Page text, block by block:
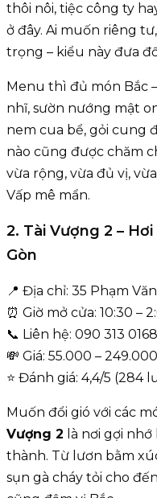
thôi nôi, tiệc công ty
ở đây. Ai muốn riêng
trọng – kiểu này đưa
Menu thì đủ món Bắc
nhĩ, sườn nướng mật
nem cua bể, gỏi cung
nào cũng được chăm
vừa rộng, vừa đủ vị,
Vấp mê mẩn.
2. Tài Vượng 2 –
Gòn
📍 Địa chỉ: 35 Phạm
⏰ Giờ mở cửa: 10:30 –
📞 Liên hệ: 090 313 0168
💸 Giá: 55.000 –
⭐ Đánh giá: 4,4/5 (284
Muốn đổi gió với các
Vượng 2 là nơi gợi
thành. Từ lươn bằm
sụn gà cháy tỏi cho